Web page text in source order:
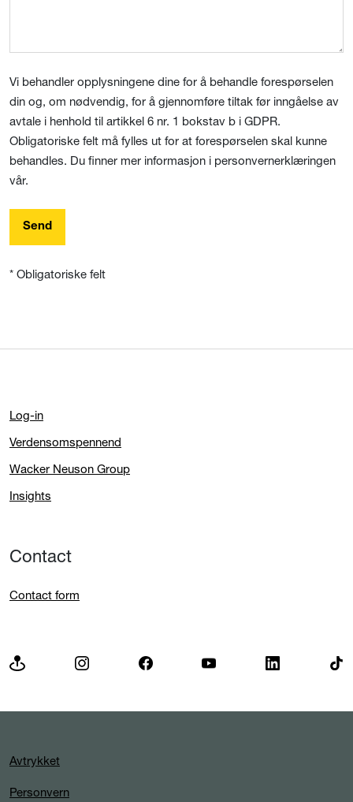
Vi behandler opplysningene dine for å behandle forespørselen
din og, om nødvendig, for å gjennomføre tiltak før inngåelse av
avtale i henhold til artikkel 6 nr. 1 bokstav b i GDPR.
Obligatoriske felt må fylles ut for at forespørselen skal kunne
behandles. Du finner mer informasjon i personvernerklæringen
vår.
Send
* Obligatoriske felt
Log-in
Verdensomspennend
Wacker Neuson Group
Insights
Contact
Contact form
Avtrykket
Personvern